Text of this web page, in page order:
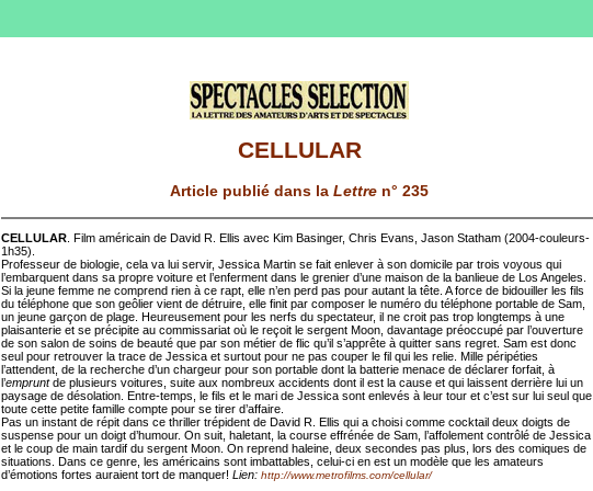
CELLULAR
Article publié dans la Lettre n° 235
CELLULAR . Film américain de David R. Ellis avec Kim Basinger, Chris Evans, Jason Statham (2004-couleurs-
1h35).
Professeur de biologie, cela va lui servir, Jessica Martin se fait enlever à son domicile par trois voyous qui
l’embarquent dans sa propre voiture et l’enferment dans le grenier d’une maison de la banlieue de Los Angeles.
Si la jeune femme ne comprend rien à ce rapt, elle n’en perd pas pour autant la tête. A force de bidouiller les fils
du téléphone que son geôlier vient de détruire, elle finit par composer le numéro du téléphone portable de Sam,
un jeune garçon de plage. Heureusement pour les nerfs du spectateur, il ne croit pas trop longtemps à une
plaisanterie et se précipite au commissariat où le reçoit le sergent Moon, davantage préoccupé par l’ouverture
de son salon de soins de beauté que par son métier de flic qu’il s’apprête à quitter sans regret. Sam est donc
seul pour retrouver la trace de Jessica et surtout pour ne pas couper le fil qui les relie. Mille péripéties
l’attendent, de la recherche d’un chargeur pour son portable dont la batterie menace de déclarer forfait, à
l’empruntde plusieurs voitures, suite aux nombreux accidents dont il est la cause et qui laissent derrière lui un
paysage de désolation. Entre-temps, le fils et le mari de Jessica sont enlevés à leur tour et c’est sur lui seul que
toute cette petite famille compte pour se tirer d’affaire.
Pas un instant de répit dans ce thriller trépident de David R. Ellis qui a choisi comme cocktail deux doigts de
suspense pour un doigt d’humour. On suit, haletant, la course effrénée de Sam, l’affolement contrôlé de Jessica
et le coup de main tardif du sergent Moon. On reprend haleine, deux secondes pas plus, lors des comiques de
situations. Dans ce genre, les américains sont imbattables, celui-ci en est un modèle que les amateurs
d’émotions fortes auraient tort de manquer! Lien: http://www.metrofilms.com/cellular/